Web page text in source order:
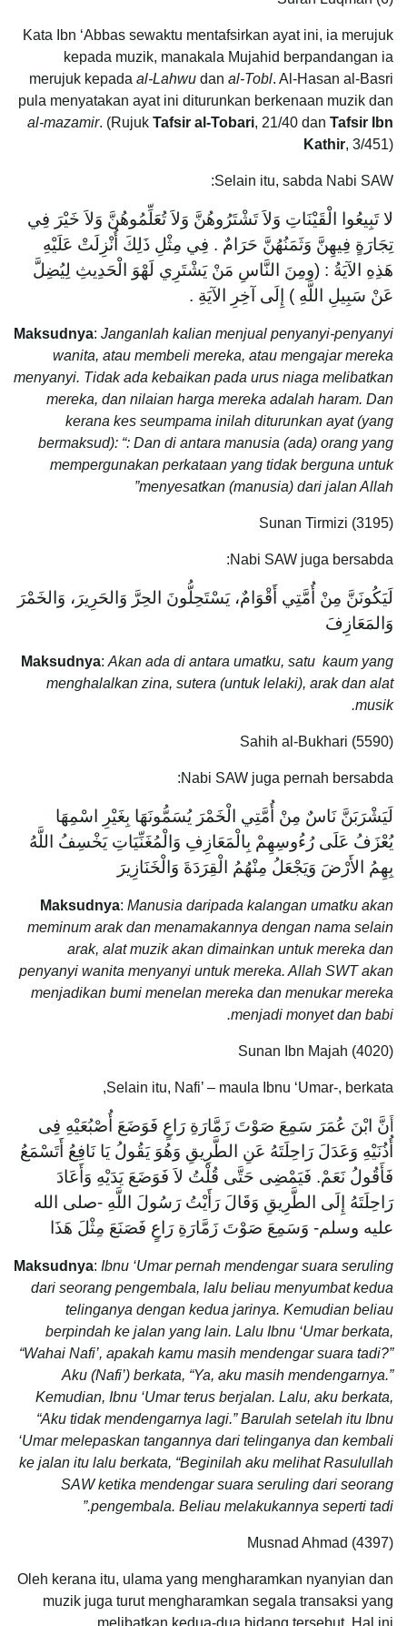
Kata Ibn ‘Abbas sewaktu mentafsirkan ayat ini, ia merujuk
kepada muzik, manakala Mujahid berpandangan ia
merujuk kepada al-Lahwu dan al-Tobl. Al-Hasan al-Basri
pula menyatakan ayat ini diturunkan berkenaan muzik dan
al-mazamir. (Rujuk Tafsir al-Tobari, 21/40 dan Tafsir Ibn
Kathir, 3/451)
Selain itu, sabda Nabi SAW:
لا تَبِيعُوا الْقَيْنَاتِ وَلاَ تَشْتَرُوهُنَّ وَلاَ تُعَلِّمُوهُنَّ وَلاَ خَيْرَ فِي
تِجَارَةٍ فِيهِنَّ وَثَمَنُهُنَّ حَرَامٌ ‏‏.‏ فِي مِثْلِ ذَلِكَ أُنْزِلَتْ عَلَيْهِ
هَذِهِ الآيَةُ ‏:‏ ‏(‏ومِنَ النَّاسِ مَنْ يَشْتَرِي لَهْوَ الْحَدِيثِ لِيُضِلَّ
عَنْ سَبِيلِ اللَّهِ ‏)‏ إِلَى آخِرِ الآيَةِ ‏.‏
Maksudnya: Janganlah kalian menjual penyanyi-penyanyi
wanita, atau membeli mereka, atau mengajar mereka
menyanyi. Tidak ada kebaikan pada urus niaga melibatkan
mereka, dan nilaian harga mereka adalah haram. Dan
kerana kes seumpama inilah diturunkan ayat (yang
bermaksud): “: Dan di antara manusia (ada) orang yang
mempergunakan perkataan yang tidak berguna untuk
menyesatkan (manusia) dari jalan Allah”
Sunan Tirmizi (3195)
Nabi SAW juga bersabda:
لَيَكُونَنَّ مِنْ أُمَّتِي أَقْوَامٌ، يَسْتَحِلُّونَ الحِرَّ وَالحَرِيرَ، وَالخَمْرَ
وَالمَعَازِفَ
Maksudnya: Akan ada di antara umatku, satu kaum yang
menghalalkan zina, sutera (untuk lelaki), arak dan alat
musik.
Sahih al-Bukhari (5590)
Nabi SAW juga pernah bersabda:
لَيَشْرَبَنَّ نَاسٌ مِنْ أُمَّتِي الْخَمْرَ يُسَمُّونَهَا بِغَيْرِ اسْمِهَا
يُعْزَفُ عَلَى رُءُوسِهِمْ بِالْمَعَازِفِ وَالْمُغَنِّيَاتِ يَخْسِفُ اللَّهُ
بِهِمُ الأَرْضَ وَيَجْعَلُ مِنْهُمُ الْقِرَدَةَ وَالْخَنَازِيرَ
Maksudnya: Manusia daripada kalangan umatku akan
meminum arak dan menamakannya dengan nama selain
arak, alat muzik akan dimainkan untuk mereka dan
penyanyi wanita menyanyi untuk mereka. Allah SWT akan
menjadikan bumi menelan mereka dan menukar mereka
menjadi monyet dan babi.
Sunan Ibn Majah (4020)
Selain itu, Nafi’ – maula Ibnu ‘Umar-, berkata,
نَّ ابْنَ عُمَرَ سَمِعَ صَوْتَ زَمَّارَةِ رَاعٍ فَوَضَعَ أُصْبُعَيْهِ فِى
أُذُنَيْهِ وَعَدَلَ رَاحِلَتَهُ عَنِ الطَّرِيقِ وَهُوَ يَقُولُ يَا نَافِعُ أَتَسْمَعُ
فَأَقُولُ نَعَمْ. فَيَمْضِى حَتَّى قُلْتُ لاَ فَوَضَعَ يَدَيْهِ وَأَعَادَ
رَاحِلَتَهُ إِلَى الطَّرِيقِ وَقَالَ رَأَيْتُ رَسُولَ اللَّهِ -صلى الله
عليه وسلم- وَسَمِعَ صَوْتَ زَمَّارَةِ رَاعٍ فَصَنَعَ مِثْلَ هَذَا
Maksudnya: Ibnu ‘Umar pernah mendengar suara seruling
dari seorang pengembala, lalu beliau menyumbat kedua
telinganya dengan kedua jarinya. Kemudian beliau
berpindah ke jalan yang lain. Lalu Ibnu ‘Umar berkata,
“Wahai Nafi’, apakah kamu masih mendengar suara tadi?”
Aku (Nafi’) berkata, “Ya, aku masih mendengarnya.”
Kemudian, Ibnu ‘Umar terus berjalan. Lalu, aku berkata,
“Aku tidak mendengarnya lagi.” Barulah setelah itu Ibnu
‘Umar melepaskan tangannya dari telinganya dan kembali
ke jalan itu lalu berkata, “Beginilah aku melihat Rasulullah
SAW ketika mendengar suara seruling dari seorang
pengembala. Beliau melakukannya seperti tadi.”
Musnad Ahmad (4397)
Oleh kerana itu, ulama yang mengharamkan nyanyian dan
muzik juga turut mengharamkan segala transaksi yang
melibatkan kedua-dua bidang tersebut. Hal ini